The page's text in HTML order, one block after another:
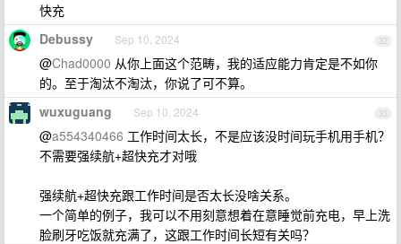
快充
32
Debussy Sep 10, 2024
@Chad0000 从你上面这个范畴，我的适应能力肯定是不如你
的。至于淘汰不淘汰，你说了可不算。
33
wuxuguang Sep 10, 2024
@a554340466 工作时间太长，不是应该没时间玩手机用手机？
不需要强续航+超快充才对哦
强续航+超快充跟工作时间是否太长没啥关系。
一个简单的例子，我可以不用刻意想着在意睡觉前充电，早上洗
脸刷牙吃饭就充满了，这跟工作时间长短有关吗？